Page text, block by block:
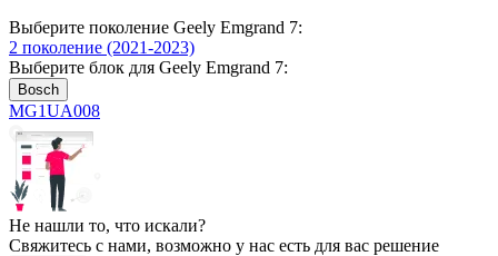
Выберите поколение Geely Emgrand 7:
2 поколение (2021-2023)
Выберите блок для Geely Emgrand 7:
Bosch
MG1UA008
Не нашли то, что искали?
Свяжитесь с нами, возможно у нас есть для вас решение